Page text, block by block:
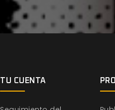
TU CUENTA